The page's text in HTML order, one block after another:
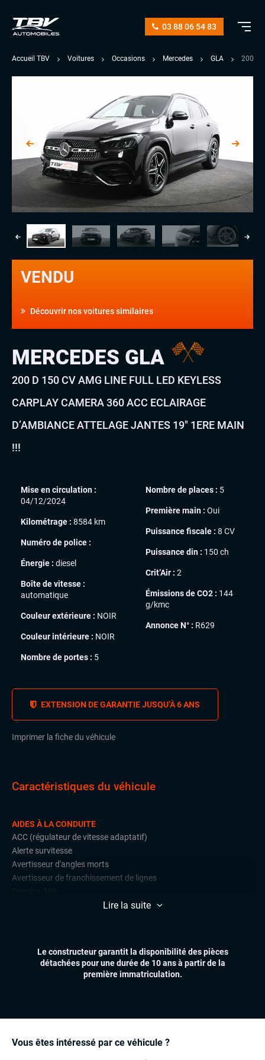
03 88 06 54 83
Accueil TBV Voitures Occasions Mercedes GLA 200 D
VENDU
Découvrir nos voitures similaires
MERCEDES GLA
200 D 150 CV AMG LINE FULL LED KEYLESS
CARPLAY CAMERA 360 ACC ECLAIRAGE
D’AMBIANCE ATTELAGE JANTES 19″ 1ERE MAIN
!!!
Mise en circulation :
04/12/2024
Kilométrage : 8584 km
Numéro de police :
Énergie : diesel
Boîte de vitesse :
automatique
Couleur extérieure : NOIR
Couleur intérieure : NOIR
Nombre de portes : 5
Nombre de places : 5
Première main : Oui
Puissance fiscale : 8 CV
Puissance din : 150 ch
Crit’Air : 2
Émissions de CO2 : 144
g/kmc
Annonce N° : R629
EXTENSION DE GARANTIE JUSQU’À 6 ANS
Imprimer la fiche du véhicule
Vous êtes intéressé par ce véhicule ?
Caractéristiques du véhicule
AIDES À LA CONDUITE
ACC (régulateur de vitesse adaptatif)
Alerte survitesse
Avertisseur d'angles morts
Avertisseur de franchissement de lignes
Détections de signalisation routière
Régulateur et limiteur de vitesse
Hayon électrique
Lire la suite
Le constructeur garantit la disponibilité des pièces
détachées pour une durée de 10 ans à partir de la
première immatriculation.